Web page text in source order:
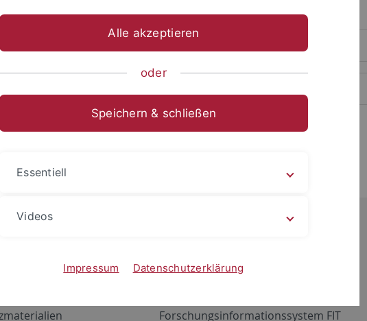
um sich anzumelden:
Netzwerk
ALMA
Forschungsinformationssystem FIT
Alle akzeptieren
oder
Speichern & schließen
Essentiell
Videos
Impressum Datenschutzerklärung